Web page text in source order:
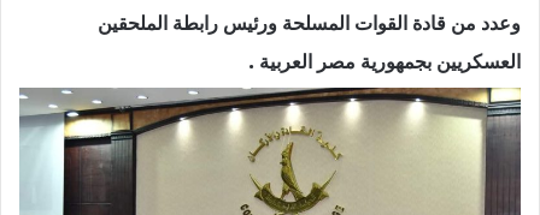
وعدد من قادة القوات المسلحة ورئيس رابطة الملحقين
العسكريين بجمهورية مصر العربية .